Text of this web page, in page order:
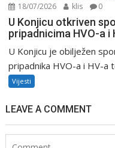
18/07/2026 klis 0
U Konjicu otkriven
pripadnicima HVO-a i
U Konjicu je obilježen
pripadnika HVO-a i HV-a
Vijesti
LEAVE A COMMENT